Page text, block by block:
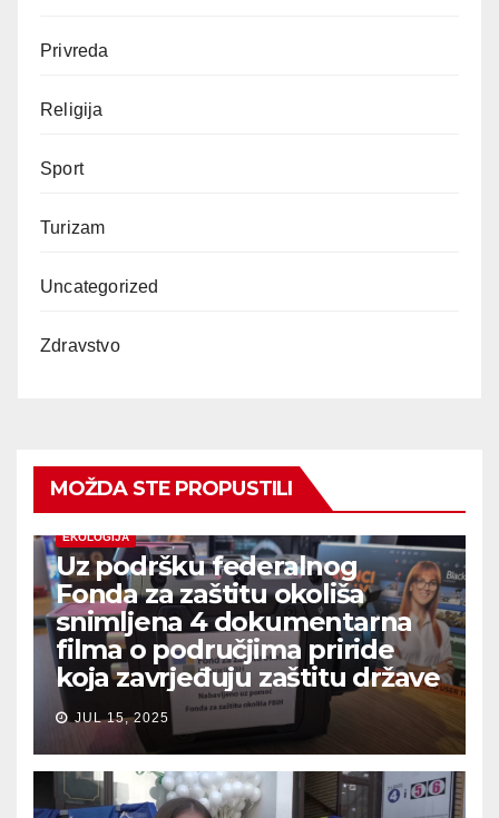
Privreda
Religija
Sport
Turizam
Uncategorized
Zdravstvo
MOŽDA STE PROPUSTILI
EKOLOGIJA
Uz podršku federalnog
Fonda za zaštitu okoliša
snimljena 4 dokumentarna
filma o područjima priride
koja zavrjeđuju zaštitu države
JUL 15, 2025